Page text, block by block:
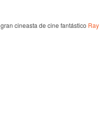
cineasta de cine fantástico Ray